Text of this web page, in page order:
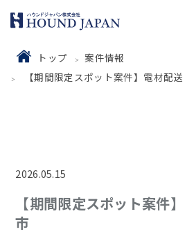
トップ
案件情報
【期間限定スポット案件】電材配
2026.05.15
【期間限定スポット案
市